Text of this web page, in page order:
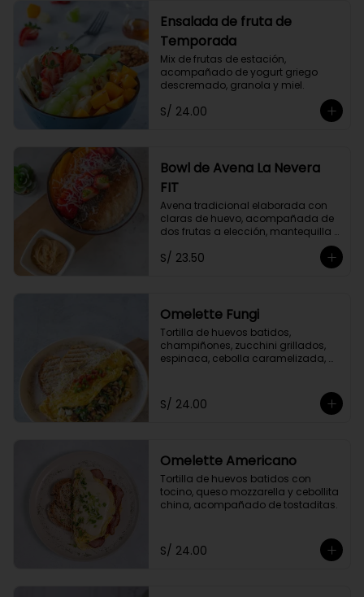
Ensalada de fruta de
Temporada
Mix de frutas de estación,
acompañado de yogurt griego
descremado, granola y miel.
S/ 24.00
Bowl de Avena La Nevera
FIT
Avena tradicional elaborada con
claras de huevo, acompañada de
dos frutas a elección, mantequilla
de maní, coco rallado, semillas de
chia y un toque de canela.
S/ 23.50
Omelette Fungi
Tortilla de huevos batidos,
champiñones, zucchini grillados,
espinaca, cebolla caramelizada,
S/ 24.00
Omelette Americano
Tortilla de huevos batidos con
tocino, queso mozzarella y cebollita
china, acompañado de tostaditas.
S/ 24.00